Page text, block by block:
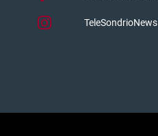
TeleSondrioNews